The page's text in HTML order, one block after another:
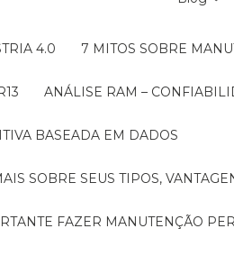
4.0 7 MITOS SOBRE
ANÁLISE RAM –
BASEADA EM DADOS
SOBRE SEUS TIPOS,
FAZER MANUTENÇÃO